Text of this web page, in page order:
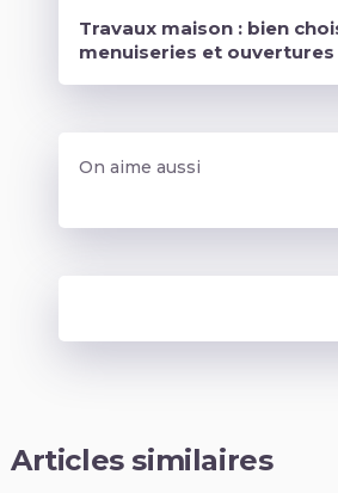
Travaux maison : bien
menuiseries et
On aime aussi
Articles similaires